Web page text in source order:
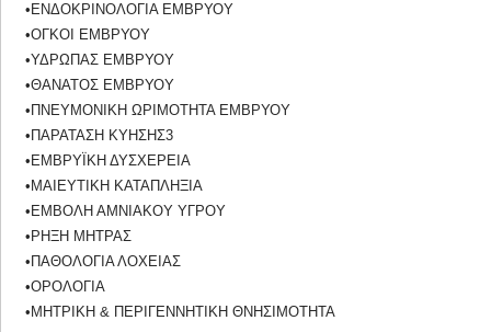
•ΕΝΔΟΚΡΙΝΟΛΟΓΙΑ ΕΜΒΡΥΟΥ
•ΟΓΚΟΙ ΕΜΒΡΥΟΥ
•ΥΔΡΩΠΑΣ ΕΜΒΡΥΟΥ
•ΘΑΝΑΤΟΣ ΕΜΒΡΥΟΥ
•ΠΝΕΥΜΟΝΙΚΗ ΩΡΙΜΟΤΗΤΑ ΕΜΒΡΥΟΥ
•ΠΑΡΑΤΑΣΗ ΚΥΗΣΗΣ3
•ΕΜΒΡΥΪΚΗ ΔΥΣΧΕΡΕΙΑ
•ΜΑΙΕΥΤΙΚΗ ΚΑΤΑΠΛΗΞΙΑ
•ΕΜΒΟΛΗ ΑΜΝΙΑΚΟΥ ΥΓΡΟΥ
•ΡΗΞΗ ΜΗΤΡΑΣ
•ΠΑΘΟΛΟΓΙΑ ΛΟΧΕΙΑΣ
•ΟΡΟΛΟΓΙΑ
•ΜΗΤΡΙΚΗ & ΠΕΡΙΓΕΝΝΗΤΙΚΗ ΘΝΗΣΙΜΟΤΗΤΑ